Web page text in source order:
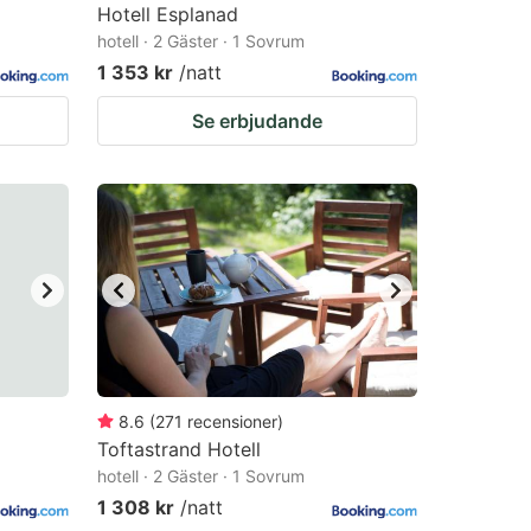
Hotell Esplanad
hotell · 2 Gäster · 1 Sovrum
1 353 kr /natt
Se erbjudande
8.6 (271 recensioner)
Toftastrand Hotell
hotell · 2 Gäster · 1 Sovrum
1 308 kr /natt